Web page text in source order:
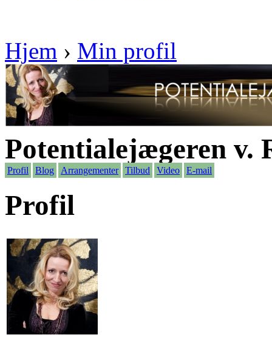
Hjem › Min profil
Potentialejægeren v.
Profil Blog Arrangementer Tilbud Video E-mail
Profil